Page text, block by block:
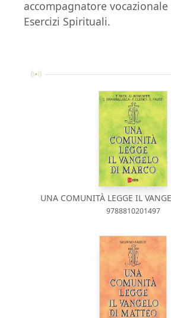
accompagnatore
Esercizi Spirituali.
UNA COMUNITÀ LEGGE IL
9788810201497